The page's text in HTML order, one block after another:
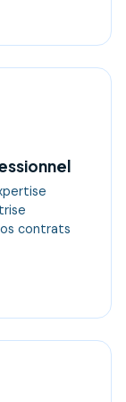
contrats